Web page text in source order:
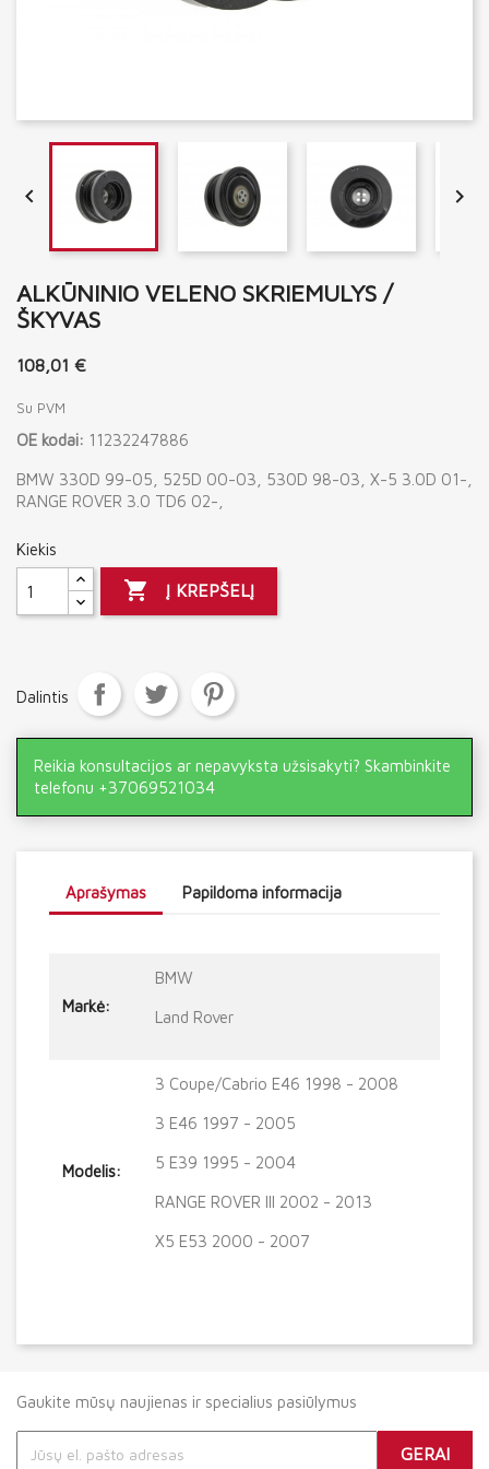
 
ALKŪNINIO VELENO SKRIEMULYS /
ŠKYVAS
108,01 €
Su PVM
OE kodai: 11232247886
BMW 330D 99-05, 525D 00-03, 530D 98-03, X-5 3.0D 01-,
RANGE ROVER 3.0 TD6 02-,
Kiekis
 Į KREPŠELĮ
Dalintis
Reikia konsultacijos ar nepavyksta užsisakyti? Skambinkite
telefonu +37069521034
Aprašymas Papildoma informacija
Markė:
BMW
Land Rover
Modelis:
3 Coupe/Cabrio E46 1998 - 2008
3 E46 1997 - 2005
5 E39 1995 - 2004
RANGE ROVER III 2002 - 2013
X5 E53 2000 - 2007
Gaukite mūsų naujienas ir specialius pasiūlymus